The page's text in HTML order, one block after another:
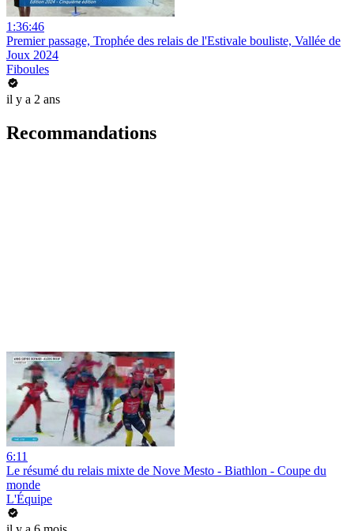
1:36:46
Premier passage, Trophée des relais de l'Estivale bouliste, Vallée de
Joux 2024
Fiboules
il y a 2 ans
Recommandations
6:11
Le résumé du relais mixte de Nove Mesto - Biathlon - Coupe du
monde
L'Équipe